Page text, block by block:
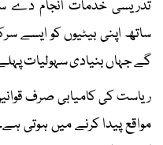
تدریسی خدمات انجام دے
ساتھ اپنی بیٹیوں کو ایسے
گے جہاں بنیادی سہولیات
ریاست کی کامیابی صرف
مواقع پیدا کرنے میں ہوتی